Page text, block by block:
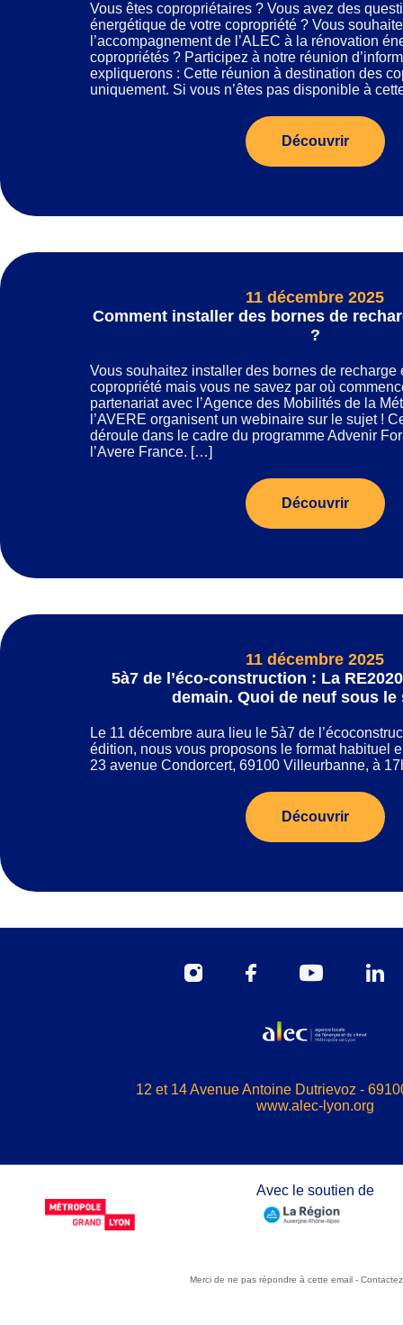
Vous êtes copropriétaires ? Vous avez des
énergétique de votre copropriété ? Vous
l’accompagnement de l’ALEC à la rénovation
copropriétés ? Participez à notre réunion
expliquerons : Cette réunion à destination des
uniquement. Si vous n’êtes pas disponible à
Découvrir
11 décembre 2025
Comment installer des bornes de
?
Vous souhaitez installer des bornes de recharge
copropriété mais vous ne savez par où
partenariat avec l’Agence des Mobilités de la
l’AVERE organisent un webinaire sur le sujet !
déroule dans le cadre du programme Advenir
l’Avere France. […]
Découvrir
11 décembre 2025
5à7 de l’éco-construction : La
demain. Quoi de neuf sous le
Le 11 décembre aura lieu le 5à7 de
édition, nous vous proposons le format habituel
23 avenue Condorcert, 69100 Villeurbanne, à
Découvrir
12 et 14 Avenue Antoine Dutrievoz -
www.alec-lyon.org
Avec le soutien de
Merci de ne pas répondre à cette email -